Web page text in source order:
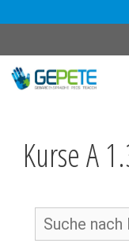
Inhalt
springen
Kurse A